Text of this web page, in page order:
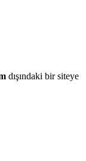
dışındaki bir siteye